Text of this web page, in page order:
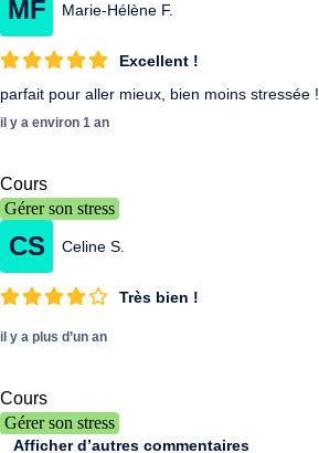
MF Marie-Hélène F.
Excellent !
parfait pour aller mieux, bien moins stressée !
il y a environ 1 an
Cours
Gérer son stress
CS Celine S.
Très bien !
il y a plus d’un an
Cours
Gérer son stress
Afficher d’autres commentaires